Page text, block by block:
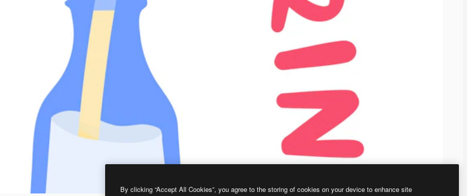
By clicking “Accept All Cookies”, you agree to the storing of cookies on your device to enhance site